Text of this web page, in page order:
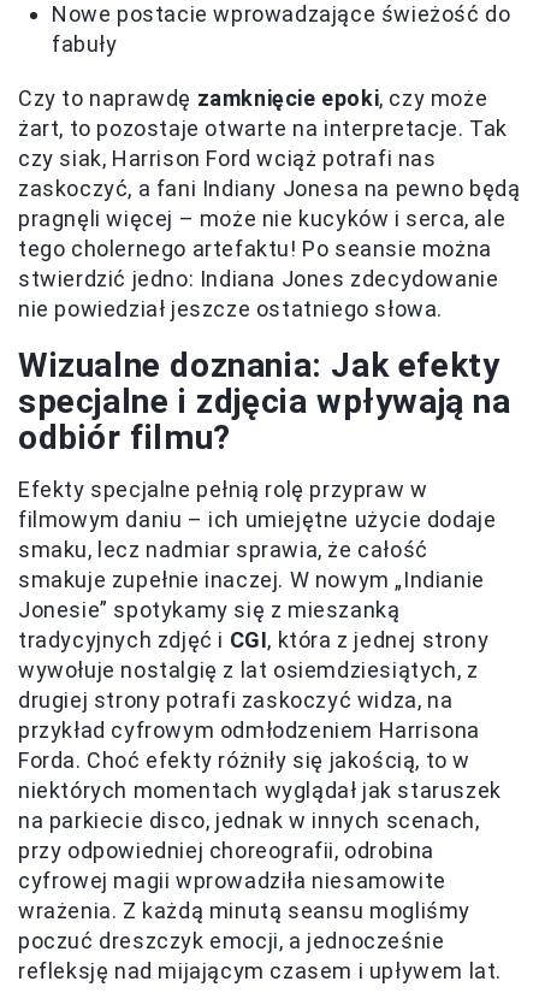
Nowe postacie wprowadzające świeżość do
fabuły
Czy to naprawdę zamknięcie epoki, czy może
żart, to pozostaje otwarte na interpretacje. Tak
czy siak, Harrison Ford wciąż potrafi nas
zaskoczyć, a fani Indiany Jonesa na pewno będą
pragnęli więcej – może nie kucyków i serca, ale
tego cholernego artefaktu! Po seansie można
stwierdzić jedno: Indiana Jones zdecydowanie
nie powiedział jeszcze ostatniego słowa.
Wizualne doznania: Jak efekty
specjalne i zdjęcia wpływają na
odbiór filmu?
Efekty specjalne pełnią rolę przypraw w
filmowym daniu – ich umiejętne użycie dodaje
smaku, lecz nadmiar sprawia, że całość
smakuje zupełnie inaczej. W nowym „Indianie
Jonesie” spotykamy się z mieszanką
tradycyjnych zdjęć i CGI, która z jednej strony
wywołuje nostalgię z lat osiemdziesiątych, z
drugiej strony potrafi zaskoczyć widza, na
przykład cyfrowym odmłodzeniem Harrisona
Forda. Choć efekty różniły się jakością, to w
niektórych momentach wyglądał jak staruszek
na parkiecie disco, jednak w innych scenach,
przy odpowiedniej choreografii, odrobina
cyfrowej magii wprowadziła niesamowite
wrażenia. Z każdą minutą seansu mogliśmy
poczuć dreszczyk emocji, a jednocześnie
refleksję nad mijającym czasem i upływem lat.